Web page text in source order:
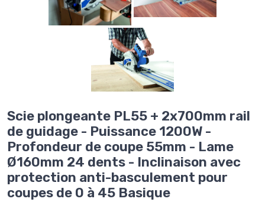
Scie plongeante PL55 + 2x700mm rail
de guidage - Puissance 1200W -
Profondeur de coupe 55mm - Lame
Ø160mm 24 dents - Inclinaison avec
protection anti-basculement pour
coupes de 0 à 45 Basique